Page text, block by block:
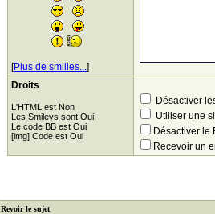
[Plus de smilies...]
Droits
L'HTML est Non
Les Smileys sont Oui
Le code BB est Oui
[img] Code est Oui
Désactiver
Utiliser une
Désactiver le
Recevoir un
Revoir le sujet